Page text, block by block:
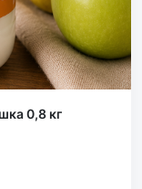
0,8 кг